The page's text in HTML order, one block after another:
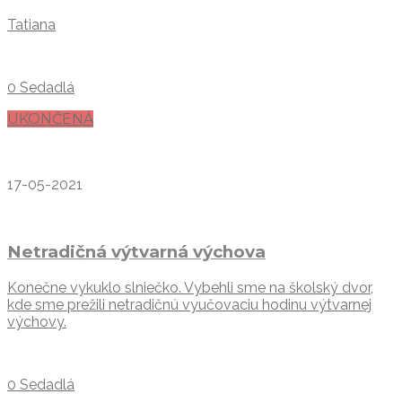
Tatiana
0 Sedadlá
UKONČENÁ
17-05-2021
Netradičná výtvarná výchova
Konečne vykuklo slniečko. Vybehli sme na školský dvor,
kde sme prežili netradičnú vyučovaciu hodinu výtvarnej
výchovy.
0 Sedadlá